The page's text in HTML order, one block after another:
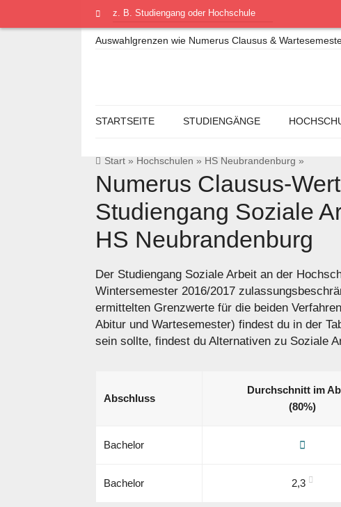
Start » Hochschulen » HS Neubrandenburg »
Numerus Clausus-
Studiengang Soziale
HS Neubrandenburg
Der Studiengang Soziale Arbeit an der
Wintersemester 2016/2017
ermittelten Grenzwerte für die beiden
Abitur und Wartesemester) findest du in der
sein sollte, findest du Alternativen zu Soziale
Abschluss
Durchschnitt im
(80%)
Bachelor
Bachelor 2,3
Auswahlgrenzen wie Numerus Clausus &
STARTSEITE STUDIENGÄNGE